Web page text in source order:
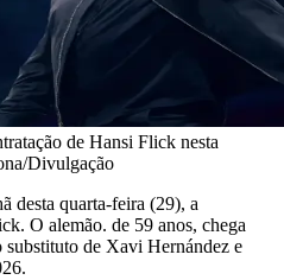
de Hansi Flick nesta
Divulgação
desta quarta-feira (29), a
O alemão. de 59 anos, chega
substituto de Xavi Hernández e